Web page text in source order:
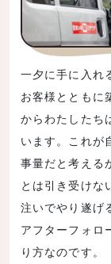
一夕に手に入れ
お客様とともに
からわたしたち
います。これが
事量だと考える
とは引き受けな
注いでやり遂げ
アフターフォロ
り方なのです。